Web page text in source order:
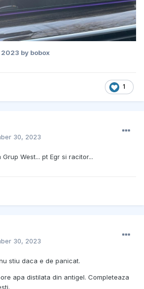
2023 by bobox
1
30, 2023
West... pt Egr si racitor...
30, 2023
stiu daca e de panicat.
apa distilata din antigel. Completeaza